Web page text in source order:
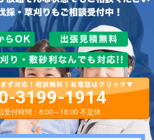
3199-1914
受付時間：8:00～18:00 不定休